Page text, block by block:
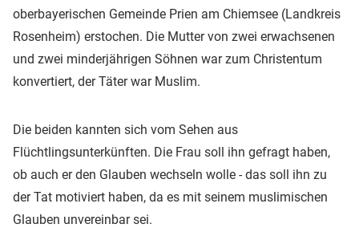
oberbayerischen Gemeinde Prien am Chiemsee (Landkreis
Rosenheim) erstochen. Die Mutter von zwei erwachsenen
und zwei minderjährigen Söhnen war zum Christentum
konvertiert, der Täter war Muslim.
Die beiden kannten sich vom Sehen aus
Flüchtlingsunterkünften. Die Frau soll ihn gefragt haben,
ob auch er den Glauben wechseln wolle - das soll ihn zu
der Tat motiviert haben, da es mit seinem muslimischen
Glauben unvereinbar sei.